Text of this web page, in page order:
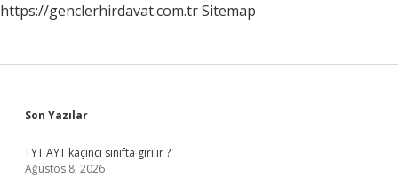
https://genclerhirdavat.com.trSitemap
Sidebar
Son Yazılar
TYT AYT kaçıncı sınıfta girilir ?
Ağustos 8, 2026